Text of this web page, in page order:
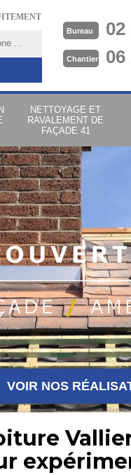
Bureau 02
Chantier 06
NETTOYAGE ET
RAVALEMENT DE
FAÇADE 41
VOIR NOS